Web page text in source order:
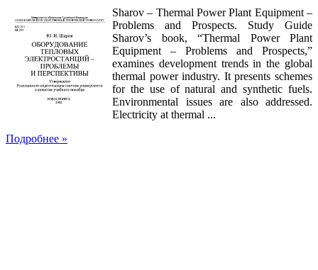
Sharov – Thermal Power Plant Equipment –
Problems and Prospects. Study Guide
Sharov’s book, “Thermal Power Plant
Equipment – Problems and Prospects,”
examines development trends in the global
thermal power industry. It presents schemes
for the use of natural and synthetic fuels.
Environmental issues are also addressed.
Electricity at thermal ...
Подробнее »